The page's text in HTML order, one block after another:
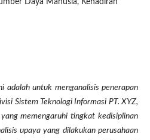
Daya Manusia, Kehadiran
adalah untuk menganalisis penerapan
Sistem Teknologi Informasi PT. XYZ,
memengaruhi tingkat kedisiplinan
upaya yang dilakukan perusahaan